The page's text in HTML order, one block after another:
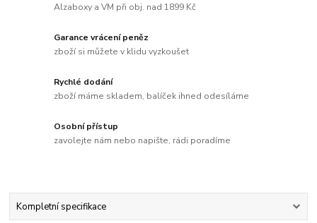
Alzaboxy a VM při obj. nad 1899 Kč
Garance vrácení peněz
zboží si můžete v klidu vyzkoušet
Rychlé dodání
zboží máme skladem, balíček ihned odesíláme
Osobní přístup
zavolejte nám nebo napište, rádi poradíme
Kompletní specifikace